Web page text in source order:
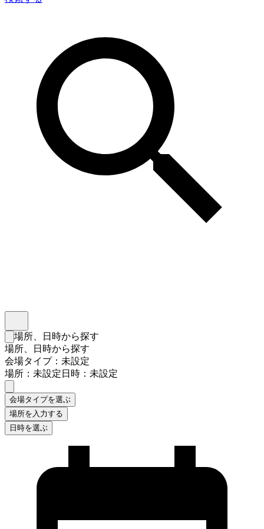
検索フォームを閉じる
場所、日時から探す
場所、日時から探す
会場タイプ：未設定
場所：未設定日時：未設定
会場タイプを選ぶ
場所を入力する
日時を選ぶ